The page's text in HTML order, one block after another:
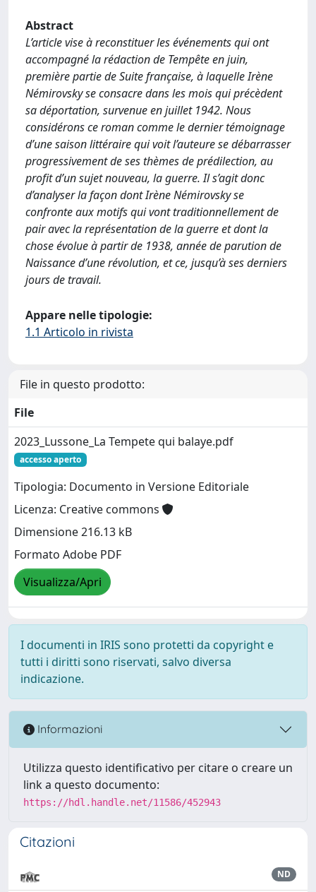
Abstract
L’article vise à reconstituer les événements qui ont
accompagné la rédaction de Tempête en juin,
première partie de Suite française, à laquelle Irène
Némirovsky se consacre dans les mois qui précèdent
sa déportation, survenue en juillet 1942. Nous
considérons ce roman comme le dernier témoignage
d’une saison littéraire qui voit l’auteure se débarrasser
progressivement de ses thèmes de prédilection, au
profit d’un sujet nouveau, la guerre. Il s’agit donc
d’analyser la façon dont Irène Némirovsky se
confronte aux motifs qui vont traditionnellement de
pair avec la représentation de la guerre et dont la
chose évolue à partir de 1938, année de parution de
Naissance d’une révolution, et ce, jusqu’à ses derniers
jours de travail.
Appare nelle tipologie:
1.1 Articolo in rivista
File in questo prodotto:
File
2023_Lussone_La Tempete qui balaye.pdf
accesso aperto
Tipologia: Documento in Versione Editoriale
Licenza: Creative commons
Dimensione 216.13 kB
Formato Adobe PDF
Visualizza/Apri
I documenti in IRIS sono protetti da copyright e
tutti i diritti sono riservati, salvo diversa
indicazione.
Informazioni
Utilizza questo identificativo per citare o creare un
link a questo documento:
https://hdl.handle.net/11586/452943
Citazioni
ND